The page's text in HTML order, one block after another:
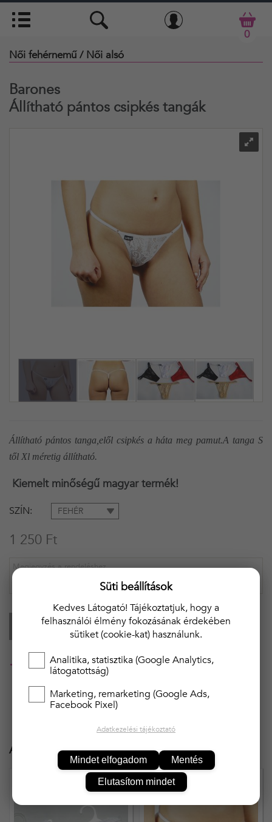
0
Női fehérnemű / Női alsó
Barones
Állítható pántos csipkés tangák
Állítható pántos tanga,elől csipkés a háta meg pamut.A tanga S
től Xl méretig állítható.
Kiemelt minőségű magyar termék!
SZÍN FEHÉR
1 250 Ft
KOSÁRBA
20 000 Ft felett ingyenes kiszállítás!!
Ajánlott termékek
Süti beállítások
Kedves Látogató! Tájékoztatjuk, hogy a
felhasználói élmény fokozásának érdekében
sütiket (cookie-kat) használunk.
Analitika, statisztika (Google Analytics,
látogatottság)
Marketing, remarketing (Google Ads,
Facebook Pixel)
Adatkezelési tájékoztató
Mindet elfogadom Mentés
Elutasítom mindet